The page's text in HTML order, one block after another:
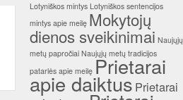
Lotyniškos mintys Lotyniškos sentencijos
mintys apie meilę Mokytojų
dienos sveikinimai Naujųjų
metų papročiai Naujųjų metų tradicijos
patarlės apie meilę Prietarai
apie daiktusPrietarai